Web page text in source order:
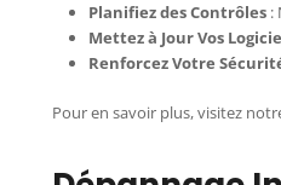
Planifiez des Contrôles :
Mettez à Jour Vos
Renforcez Votre
Pour en savoir plus, visitez